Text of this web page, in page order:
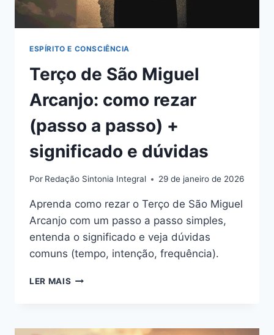
ESPÍRITO E CONSCIÊNCIA
Terço de São Miguel
Arcanjo: como rezar
(passo a passo) +
significado e dúvidas
Por Redação Sintonia Integral 29 de janeiro de 2026
Aprenda como rezar o Terço de São Miguel
Arcanjo com um passo a passo simples,
entenda o significado e veja dúvidas
comuns (tempo, intenção, frequência).
LER MAIS TERÇO
ARCANJO: